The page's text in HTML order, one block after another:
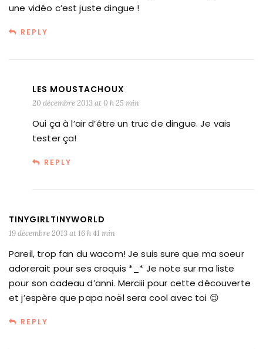
une vidéo c’est juste dingue !
REPLY
LES MOUSTACHOUX
20 décembre 2013 at 0 h 25 min
Oui ça à l’air d’être un truc de dingue. Je vais
tester ça!
REPLY
TINYGIRLTINYWORLD
19 décembre 2013 at 16 h 41 min
Pareil, trop fan du wacom! Je suis sure que ma soeur
adorerait pour ses croquis *_* Je note sur ma liste
pour son cadeau d’anni. Merciii pour cette découverte
et j’espère que papa noël sera cool avec toi 😉
REPLY